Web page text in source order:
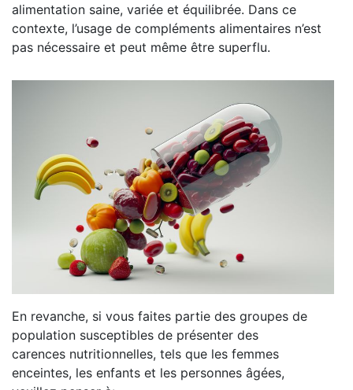
alimentation saine, variée et équilibrée. Dans ce
contexte, l’usage de compléments alimentaires n’est
pas nécessaire et peut même être superflu.
En revanche, si vous faites partie des groupes de
population susceptibles de présenter des
carences nutritionnelles, tels que les femmes
enceintes, les enfants et les personnes âgées,